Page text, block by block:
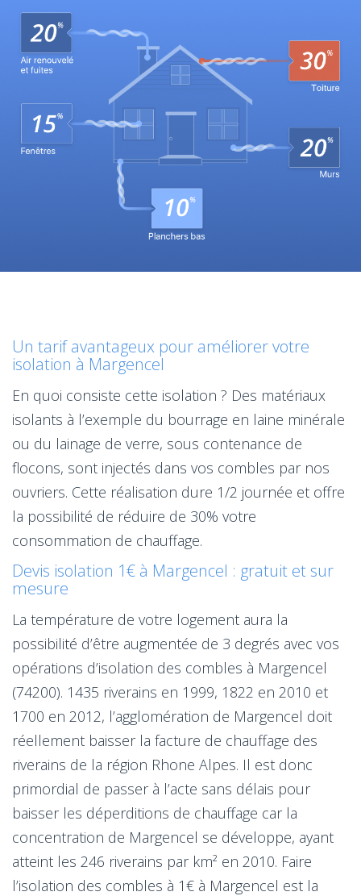
Un tarif avantageux pour améliorer votre
isolation à Margencel
En quoi consiste cette isolation ? Des matériaux
isolants à l’exemple du bourrage en laine minérale
ou du lainage de verre, sous contenance de
flocons, sont injectés dans vos combles par nos
ouvriers. Cette réalisation dure 1/2 journée et offre
la possibilité de réduire de 30% votre
consommation de chauffage.
Devis isolation 1€ à Margencel : gratuit et sur
mesure
La température de votre logement aura la
possibilité d’être augmentée de 3 degrés avec vos
opérations d’isolation des combles à Margencel
(74200). 1435 riverains en 1999, 1822 en 2010 et
1700 en 2012, l’agglomération de Margencel doit
réellement baisser la facture de chauffage des
riverains de la région Rhone Alpes. Il est donc
primordial de passer à l’acte sans délais pour
baisser les déperditions de chauffage car la
concentration de Margencel se développe, ayant
atteint les 246 riverains par km² en 2010. Faire
l’isolation des combles à 1€ à Margencel est la